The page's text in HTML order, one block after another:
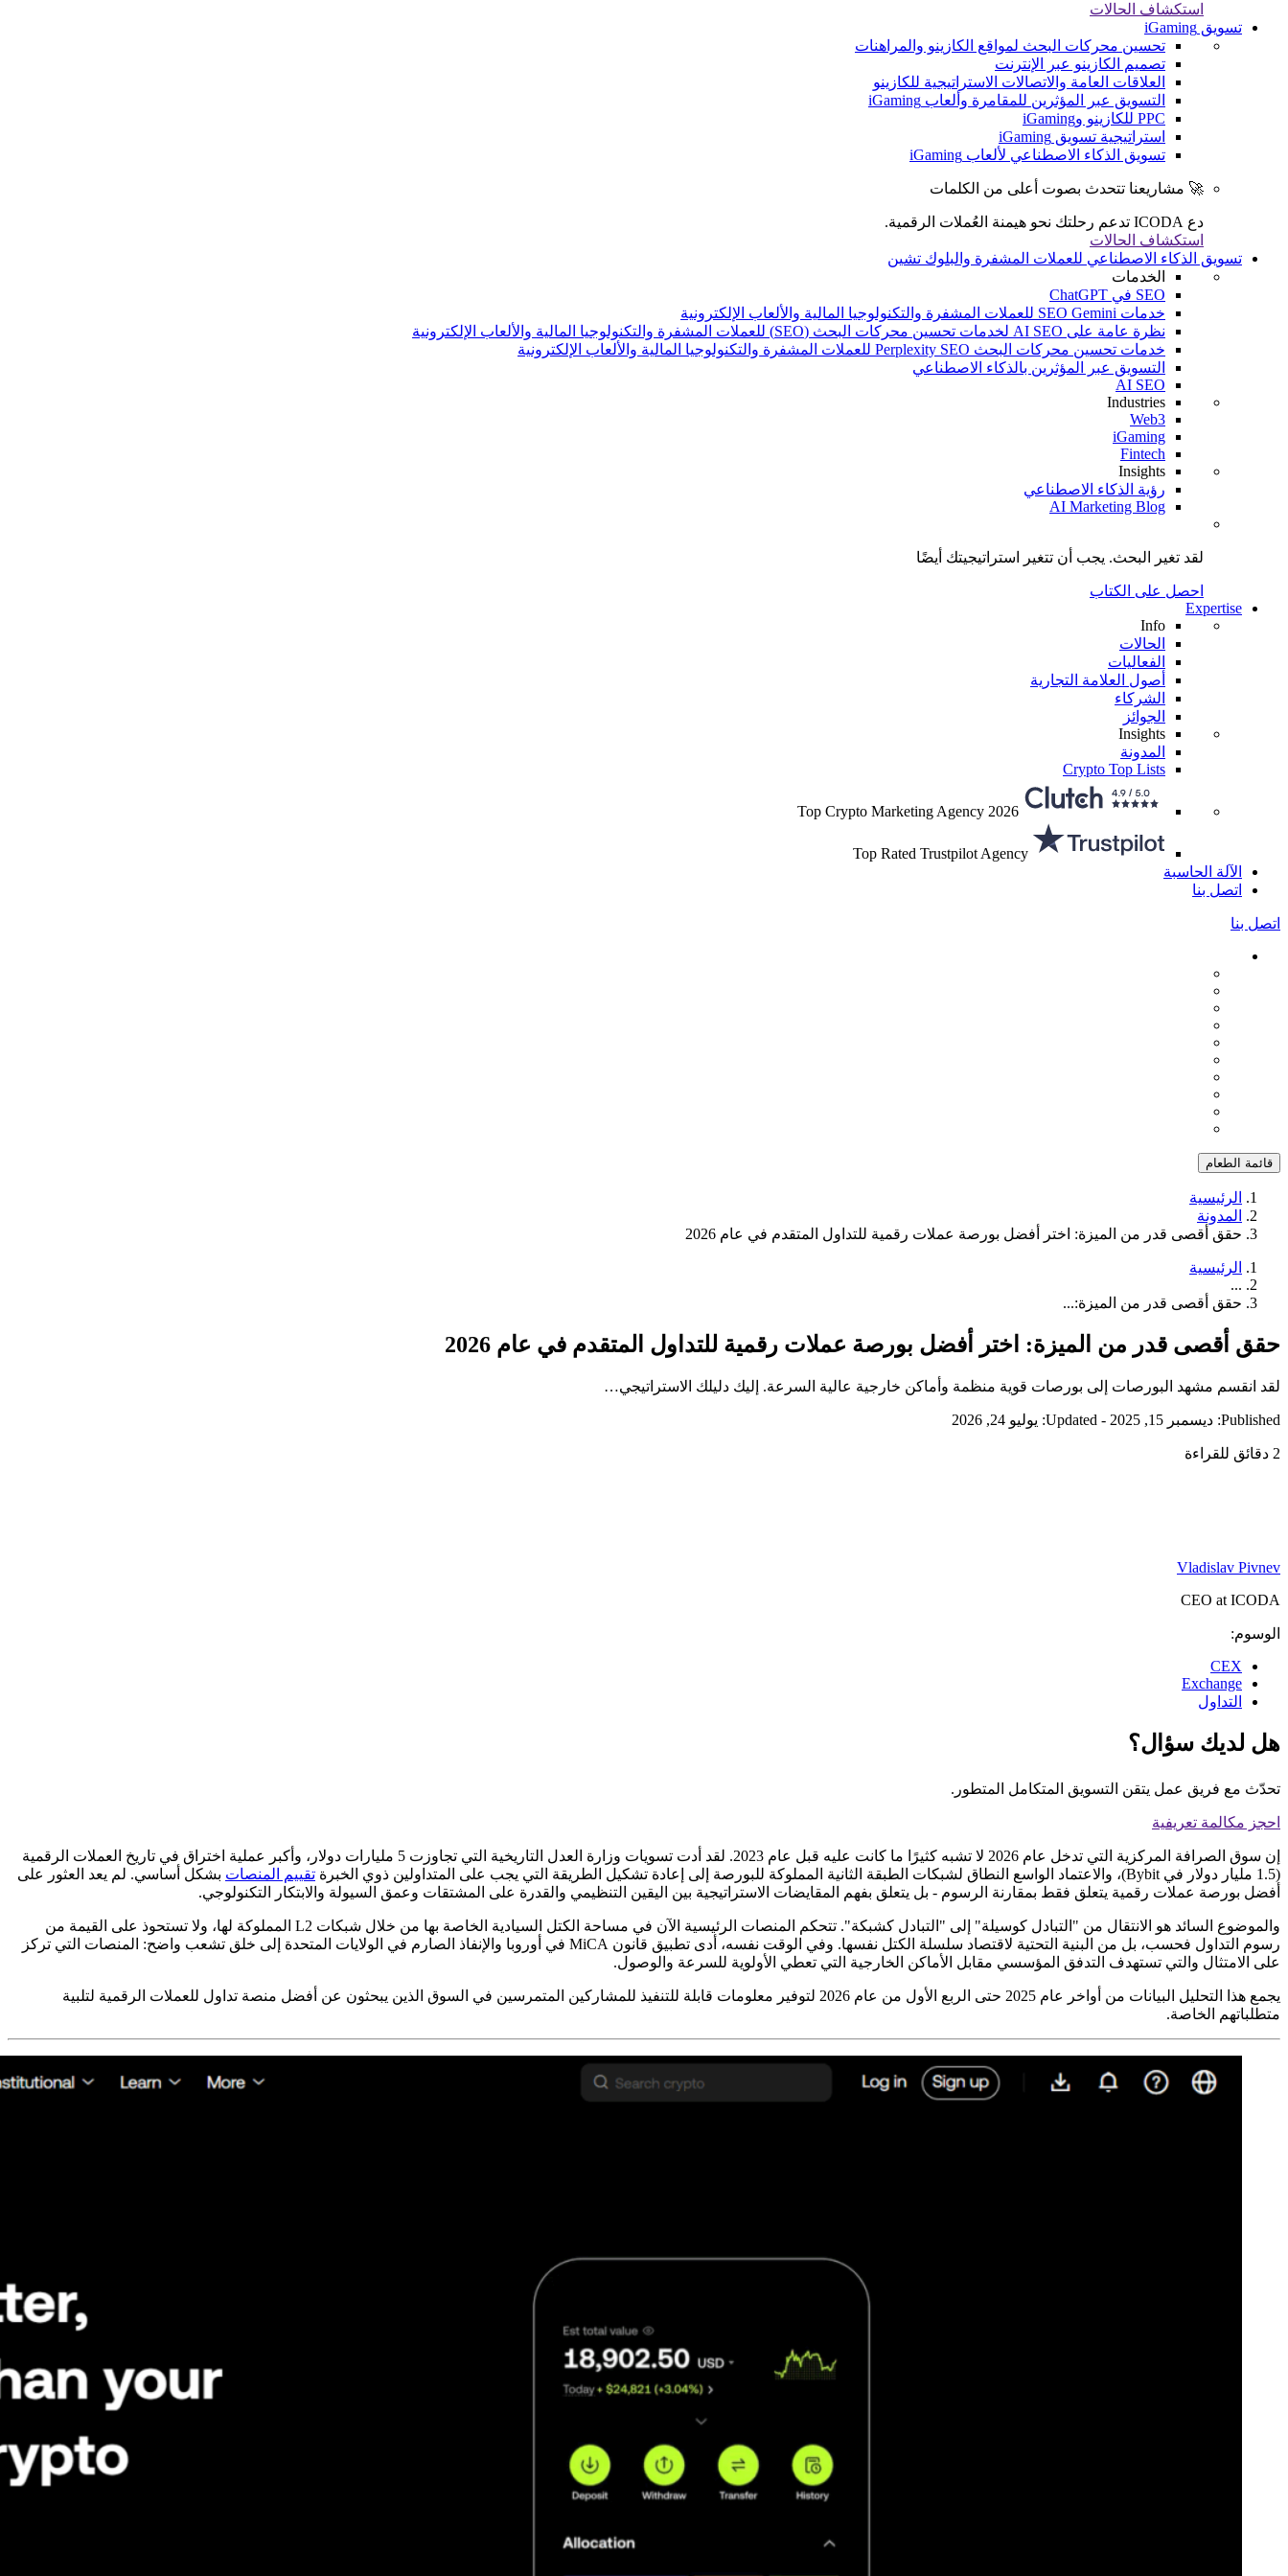
استكشاف الحالات
تسويق iGaming
تحسين محركات البحث لمواقع الكازينو والمراهنات
تصميم الكازينو عبر الإنترنت
العلاقات العامة والاتصالات الاستراتيجية للكازينو
التسويق عبر المؤثرين للمقامرة وألعاب iGaming
PPC للكازينو وiGaming
استراتيجية تسويق iGaming
تسويق الذكاء الاصطناعي لألعاب iGaming
🚀 مشاريعنا تتحدث بصوت أعلى من الكلمات
دع ICODA تدعم رحلتك نحو هيمنة العُملات الرقمية.
استكشاف الحالات
تسويق الذكاء الاصطناعي للعملات المشفرة والبلوك تشين
الخدمات
SEO في ChatGPT
خدمات SEO Gemini للعملات المشفرة والتكنولوجيا المالية والألعاب الإلكترونية
نظرة عامة على AI SEO لخدمات تحسين محركات البحث (SEO) للعملات المشفرة والتكنولوجيا المالية والألعاب الإلكترونية
خدمات تحسين محركات البحث Perplexity SEO للعملات المشفرة والتكنولوجيا المالية والألعاب الإلكترونية
التسويق عبر المؤثرين بالذكاء الاصطناعي
AI SEO
Industries
Web3
iGaming
Fintech
Insights
رؤية الذكاء الاصطناعي
AI Marketing Blog
لقد تغير البحث. يجب أن تتغير استراتيجيتك أيضًا
احصل على الكتاب
Expertise
Info
الحالات
الفعاليات
أصول العلامة التجارية
الشركاء
الجوائز
Insights
المدونة
Crypto Top Lists
Top Crypto Marketing Agency 2026
Top Rated Trustpilot Agency
الآلة الحاسبة
اتصل بنا
اتصل بنا
قائمة الطعام
الرئيسية
المدونة
حقق أقصى قدر من الميزة: اختر أفضل بورصة عملات رقمية للتداول المتقدم في عام 2026
الرئيسية
...
حقق أقصى قدر من الميزة:...
حقق أقصى قدر من الميزة: اختر أفضل بورصة عملات رقمية للتداول المتقدم في عام 2026
لقد انقسم مشهد البورصات إلى بورصات قوية منظمة وأماكن خارجية عالية السرعة. إليك دليلك الاستراتيجي…
Published: ديسمبر 15, 2025 - Updated: يوليو 24, 2026
2 دقائق للقراءة
Vladislav Pivnev
CEO at ICODA
الوسوم:
CEX
Exchange
التداول
هل لديك سؤال؟
تحدّث مع فريق عمل يتقن التسويق المتكامل المتطور.
احجز مكالمة تعريفية
إن سوق الصرافة المركزية التي تدخل عام 2026 لا تشبه كثيرًا ما كانت عليه قبل عام 2023. لقد أدت تسويات وزارة العدل التاريخية التي تجاوزت 5 مليارات دولار، وأكبر عملية اختراق في تاريخ العملات الرقمية
(1.5 مليار دولار في Bybit)، والاعتماد الواسع النطاق لشبكات الطبقة الثانية المملوكة للبورصة إلى إعادة تشكيل الطريقة التي يجب على المتداولين ذوي الخبرة
تقييم المنصات بشكل أساسي. لم يعد العثور على
أفضل بورصة عملات رقمية يتعلق فقط بمقارنة الرسوم - بل يتعلق بفهم المقايضات الاستراتيجية بين اليقين التنظيمي والقدرة على المشتقات وعمق السيولة والابتكار التكنولوجي.
والموضوع السائد هو الانتقال من "التبادل كوسيلة" إلى "التبادل كشبكة". تتحكم المنصات الرئيسية الآن في مساحة الكتل السيادية الخاصة بها من خلال شبكات L2 المملوكة لها، ولا تستحوذ على القيمة من
رسوم التداول فحسب، بل من البنية التحتية لاقتصاد سلسلة الكتل نفسها. وفي الوقت نفسه، أدى تطبيق قانون MiCA في أوروبا والإنفاذ الصارم في الولايات المتحدة إلى خلق تشعب واضح: المنصات التي تركز
على الامتثال والتي تستهدف التدفق المؤسسي مقابل الأماكن الخارجية التي تعطي الأولوية للسرعة والوصول.
يجمع هذا التحليل البيانات من أواخر عام 2025 حتى الربع الأول من عام 2026 لتوفير معلومات قابلة للتنفيذ للمشاركين المتمرسين في السوق الذين يبحثون عن أفضل منصة تداول للعملات الرقمية لتلبية
متطلباتهم الخاصة.